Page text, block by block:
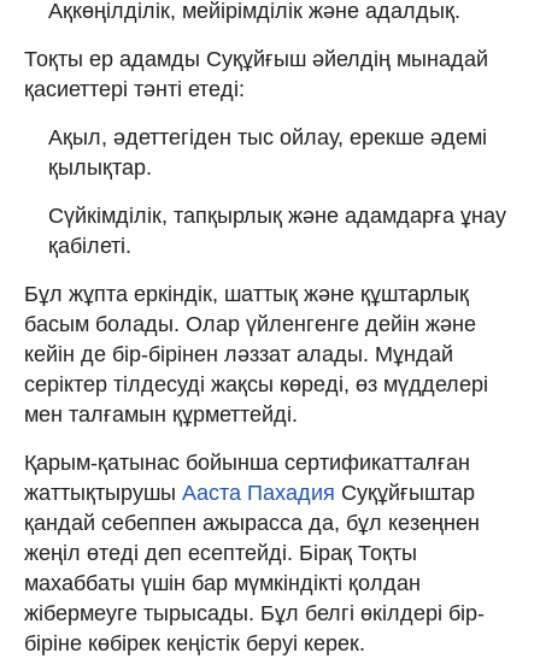
Ақкөңілділік, мейірімділік және адалдық.
Тоқты ер адамды Суқұйғыш әйелдің мынадай
қасиеттері тәнті етеді:
Ақыл, әдеттегіден тыс ойлау, ерекше әдемі
қылықтар.
Сүйкімділік, тапқырлық және адамдарға ұнау
қабілеті.
Бұл жұпта еркіндік, шаттық және құштарлық
басым болады. Олар үйленгенге дейін және
кейін де бір-бірінен ләззат алады. Мұндай
серіктер тілдесуді жақсы көреді, өз мүдделері
мен талғамын құрметтейді.
Қарым-қатынас бойынша сертификатталған
жаттықтырушы Ааста Пахадия Суқұйғыштар
қандай себеппен ажырасса да, бұл кезеңнен
жеңіл өтеді деп есептейді. Бірақ Тоқты
махаббаты үшін бар мүмкіндікті қолдан
жібермеуге тырысады. Бұл белгі өкілдері бір-
біріне көбірек кеңістік беруі керек.